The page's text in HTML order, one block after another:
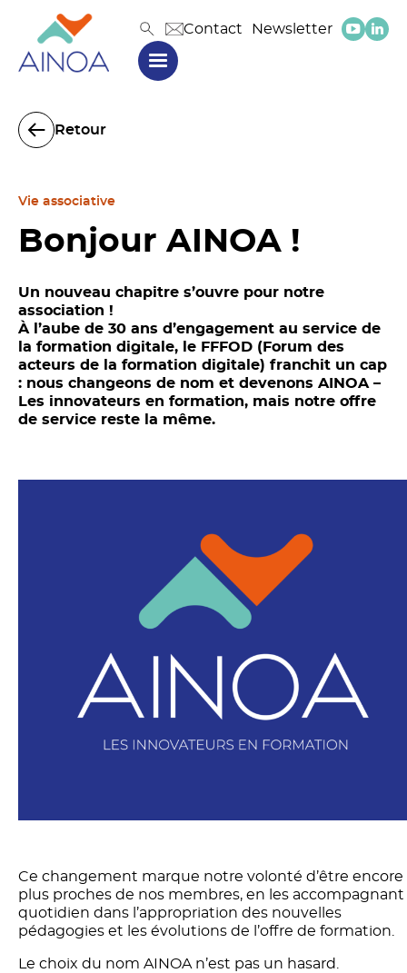
Contact Newsletter
Retour
Vie associative
Bonjour AINOA !
Un nouveau chapitre s’ouvre pour notre
association !
À l’aube de 30 ans d’engagement au service de
la formation digitale, le FFFOD (Forum des
acteurs de la formation digitale) franchit un cap
: nous changeons de nom et devenons AINOA –
Les innovateurs en formation, mais notre offre
de service reste la même.
Ce changement marque notre volonté d’être encore
plus proches de nos membres, en les accompagnant
quotidien dans l’appropriation des nouvelles
pédagogies et les évolutions de l’offre de formation.
Le choix du nom AINOA n’est pas un hasard.